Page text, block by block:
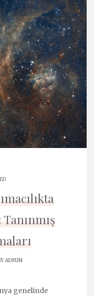
ADMIN
genelinde